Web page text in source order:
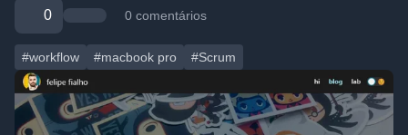
0 0 comentários
#workflow #macbook pro #Scrum